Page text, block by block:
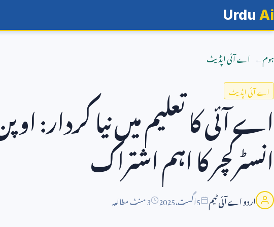
Urdu Ai
ہوم اے آئی اپڈیٹ
اے آئی اپڈیٹ
اے آئی کا تعلیم میں نیا کردار:
انسٹرکچر کا اہم اشتراک
اردو اے آئی ٹیم 5اگست،2025 3 منٹ مطالعہ